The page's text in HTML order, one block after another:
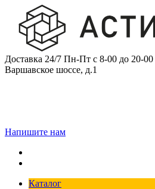
content
Доставка 24/7 Пн-Пт с 8-00 до 20-00
Варшавское шоссе, д.1
Напишите нам
Каталог